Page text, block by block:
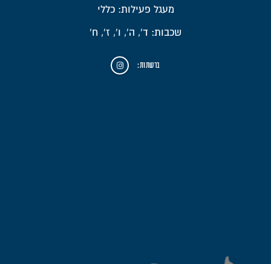
מעגל פעילות: כללי
שכבות: ד', ה', ו', ז', ח'
ברשתות: